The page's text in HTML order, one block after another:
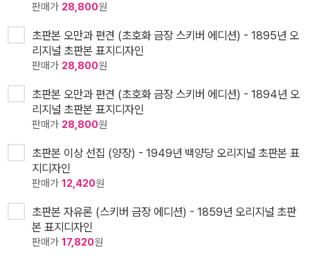
판매가 28,800원
초판본 오만과 편견 (초호화 금장 스키버 에디션) - 1895년 오
리지널 초판본 표지디자인
판매가 28,800원
초판본 오만과 편견 (초호화 금장 스키버 에디션) - 1894년 오
리지널 초판본 표지디자인
판매가 28,800원
초판본 이상 선집 (양장) - 1949년 백양당 오리지널 초판본 표
지디자인
판매가 12,420원
초판본 자유론 (스키버 금장 에디션) - 1859년 오리지널 초판
본 표지디자인
판매가 17,820원